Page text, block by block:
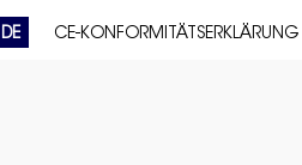
DE CE-KONFORMITÄTSERKLÄRUNG